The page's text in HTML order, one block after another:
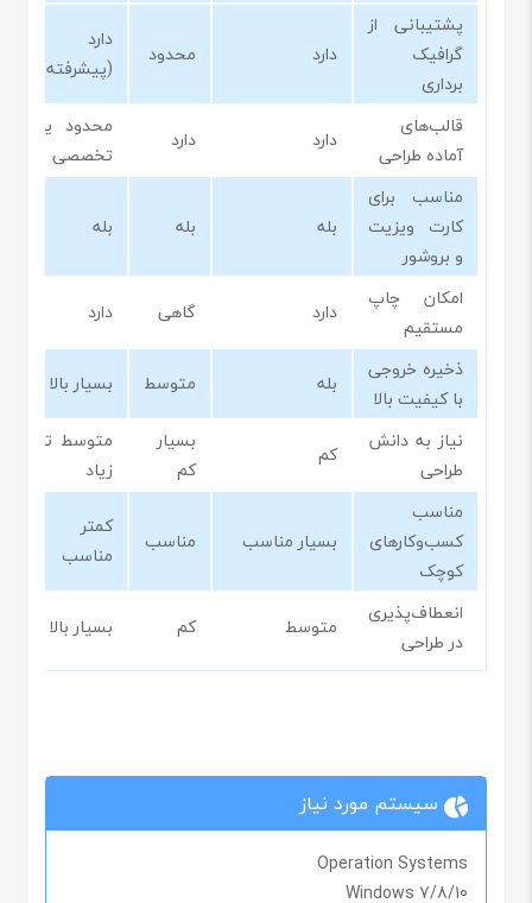
پشتیبانی از
گرافیک
برداری
دارد محدود
دارد
(پیشرفته)
قالب‌های
آماده طراحی
دارد دارد
محدود یا
تخصصی
مناسب برای
کارت ویزیت
و بروشور
بله بله بله
امکان چاپ
مستقیم
دارد گاهی
دارد
ذخیره خروجی
با کیفیت بالا
بله متوسط
بسیار بالا
نیاز به دانش
طراحی
کم
بسیار
کم
متوسط تا
زیاد
مناسب
کسب‌وکارهای
کوچک
بسیار مناسب مناسب
کمتر
مناسب
انعطاف‌پذیری
در طراحی
متوسط کم بسیار بالا
سیستم مورد نیاز
Operation Systems
Windows 7/8/10